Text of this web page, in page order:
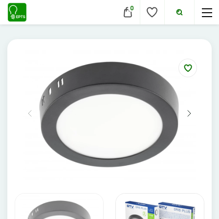
VIDAUS ŠVIESTUVAI
Lubiniai šviestuvai
Pakabinami šviestuvai
Sieniniai šviestuvai
Įmontuojami šviestuvai
Pastatomi šviestuvai
Aukštų patalpų šviestuvai
0